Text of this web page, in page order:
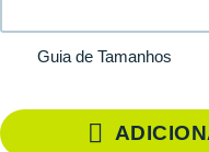
Guia de Tamanhos